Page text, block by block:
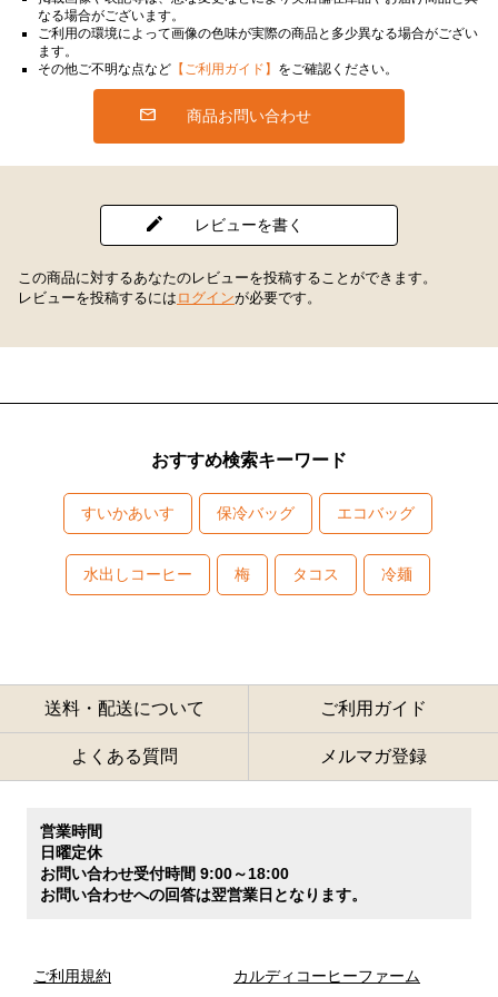
なる場合がございます。
ご利用の環境によって画像の色味が実際の商品と多少異なる場合がござい
ます。
その他ご不明な点など 【ご利用ガイド】 をご確認ください。
商品お問い合わせ
レビューを書く
この商品に対するあなたのレビューを投稿することができます。
レビューを投稿するには ログインが必要です。
おすすめ検索キーワード
すいかあいす 保冷バッグ エコバッグ
水出しコーヒー 梅 タコス 冷麺
送料・配送について ご利用ガイド
よくある質問 メルマガ登録
営業時間
日曜定休
お問い合わせ受付時間 9:00～18:00
お問い合わせへの回答は翌営業日となります。
ご利用規約 カルディコーヒーファーム